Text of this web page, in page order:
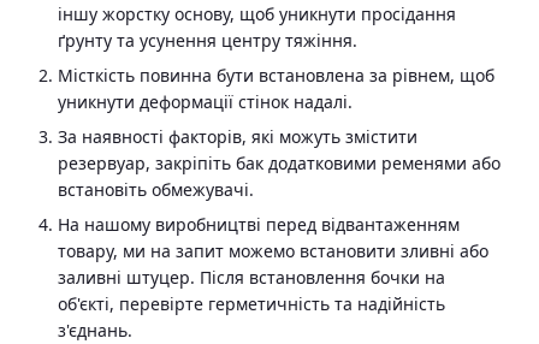
іншу жорстку основу, щоб уникнути просідання
ґрунту та усунення центру тяжіння.
Місткість повинна бути встановлена за рівнем, щоб
уникнути деформації стінок надалі.
За наявності факторів, які можуть змістити
резервуар, закріпіть бак додатковими ременями або
встановіть обмежувачі.
На нашому виробництві перед відвантаженням
товару, ми на запит можемо встановити зливні або
заливні штуцер. Після встановлення бочки на
об'єкті, перевірте герметичність та надійність
з'єднань.